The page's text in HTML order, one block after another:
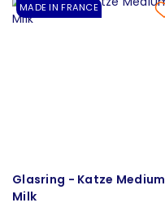
MADE IN FRANCE
Glasring - Katze Medium
Milk